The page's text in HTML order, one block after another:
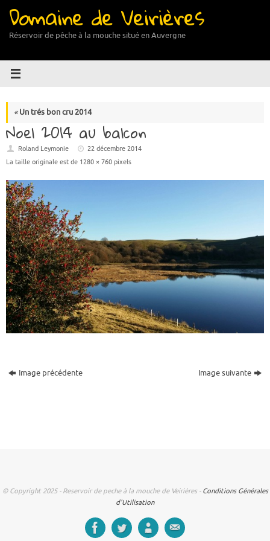
contenu
Domaine de Veirières
Réservoir de pêche à la mouche situé en Auvergne
«Un trés bon cru 2014
Noel 2014 au balcon
Roland Leymonie
22 décembre 2014
La taille originale est de 1280 × 760 pixels
Image précédente Image suivante
© Copyright 2025 - Reservoir de peche à la mouche de Veirières - Conditions Générales
d'Utilisation